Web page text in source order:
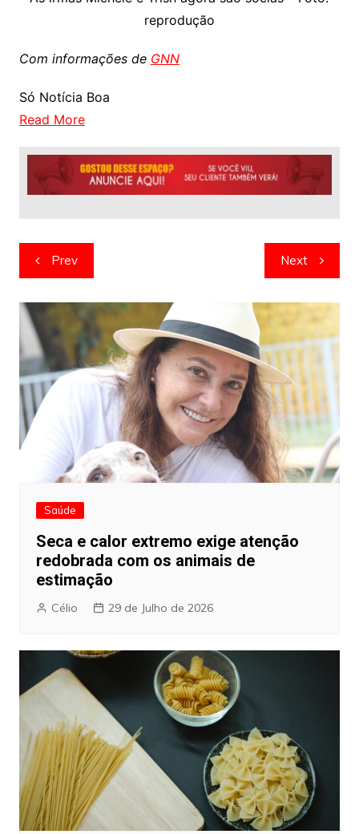
reprodução
Com informações de GNN
Só Notícia Boa
Read More
Navegação
de
artigos
Prev Next
Saúde
Seca e calor extremo exige atenção
redobrada com os animais de
estimação
Célio 29 de Julho de 2026